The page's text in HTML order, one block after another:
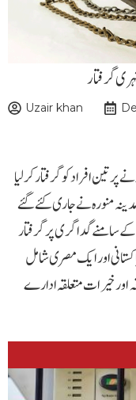
Uzair khan
تین افراد کو گرفتار کرلیا
منورہ نے جاری کئے گئے
کے سامنے گداگری پر گرفتار
ہے۔بیان کے مطابق گرفتار گداگروں میں 2 پاکستانی اور ایک مصری شامل
خیرات متعلقہ ادارے